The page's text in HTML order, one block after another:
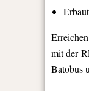
mit der
Batobus